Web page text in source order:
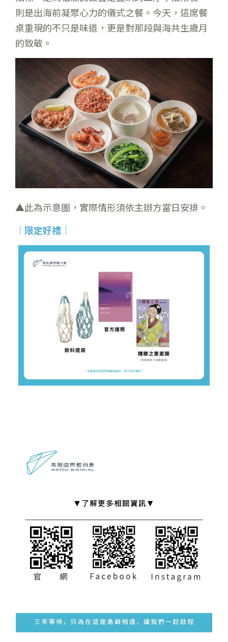
則是出海前凝聚心力的儀式之餐。今天，這席餐
桌重現的不只是味道，更是對那段與海共生歲月
的致敬。
▲此為示意圖，實際情形須依主辦方當日安排。
｜限定好禮 ｜